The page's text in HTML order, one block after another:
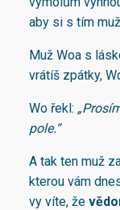
aby si s tím
Muž Woa s
vrátíš zpátky,
Wo řekl:
pole.“
A tak ten muž
kterou vám
vy víte, že